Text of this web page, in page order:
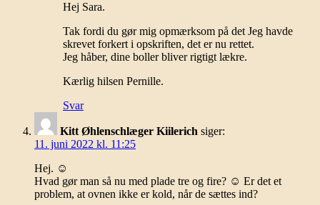
Hej Sara.
Tak fordi du gør mig opmærksom på det Jeg havde
skrevet forkert i opskriften, det er nu rettet.
Jeg håber, dine boller bliver rigtigt lækre.
Kærlig hilsen Pernille.
Svar
Kitt Øhlenschlæger Kiilerich siger:
11. juni 2022 kl. 11:25
Hej. ☺️
Hvad gør man så nu med plade tre og fire? ☺️ Er det et
problem, at ovnen ikke er kold, når de sættes ind?